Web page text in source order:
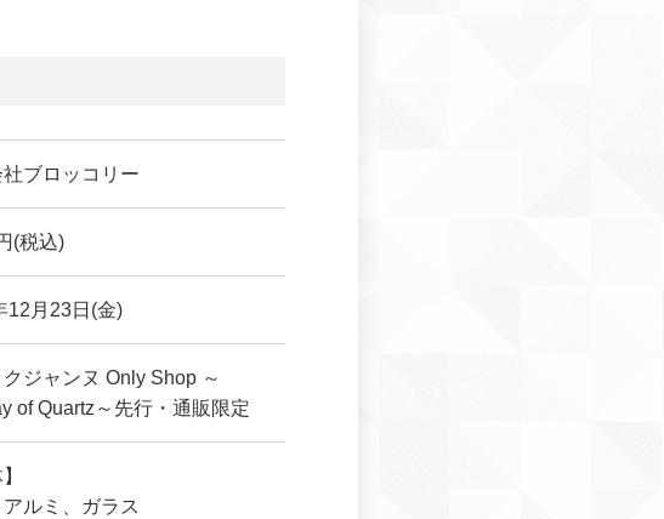
ブロッコリー
(税込)
12月23日(金)
クジャンヌ Only Shop ～
of Quartz～先行・通販限定
ルミ、ガラス